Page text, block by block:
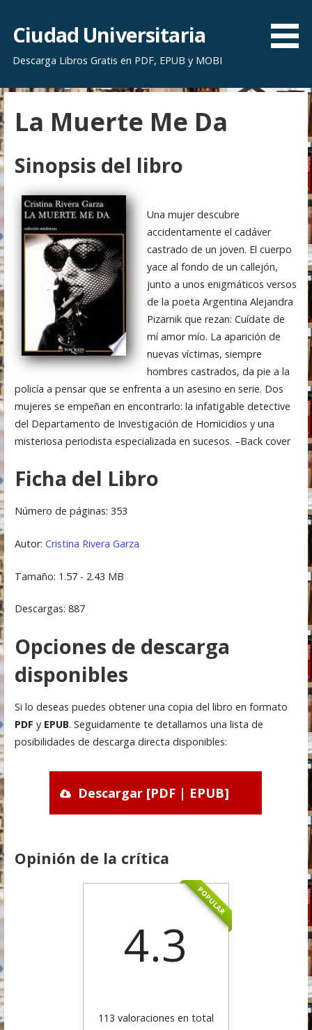
r
a
l
c
o
n
e
n
i
d
o
Ciudad Universitaria
Descarga Libros Gratis en PDF, EPUB y MOBI
La Muerte Me Da
Sinopsis del libro
Una mujer descubre
accidentamente el cadáver
castrado de un joven. El cuerpo
yace al fondo de un callejón,
junto a unos enigmáticos versos
de la poeta Argentina Alejandra
Pizarnik que rezan: Cuídate de
mí amor mío. La aparición de
nuevas víctimas, siempre
hombres castrados, da pie a la
policía a pensar que se enfrenta a un asesino en serie. Dos
mujeres se empeñan en encontrarlo: la infatigable detective
del Departamento de Investigación de Homicidios y una
misteriosa periodista especializada en sucesos. –Back cover
Ficha del Libro
Número de páginas: 353
Autor: Cristina Rivera Garza
Tamaño: 1.57 - 2.43 MB
Descargas: 887
Opciones de descarga
disponibles
Si lo deseas puedes obtener una copia del libro en formato
PDF y EPUB. Seguidamente te detallamos una lista de
posibilidades de descarga directa disponibles:
Descargar [PDF | EPUB]
Opinión de la crítica
POPULAR
4.3
113 valoraciones en total